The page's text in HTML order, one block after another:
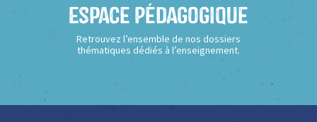
Espace Pédagogique
Retrouvez l’ensemble de nos dossiers
thématiques dédiés à l’enseignement.